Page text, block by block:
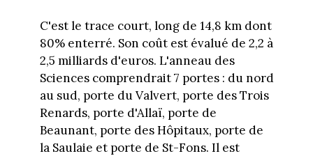
C'est le trace court, long de 14,8 km dont
80% enterré. Son coût est évalué de 2,2 à
2,5 milliards d'euros. L'anneau des
Sciences comprendrait 7 portes : du nord
au sud, porte du Valvert, porte des Trois
Renards, porte d'Allaï, porte de
Beaunant, porte des Hôpitaux, porte de
la Saulaie et porte de St-Fons. Il est